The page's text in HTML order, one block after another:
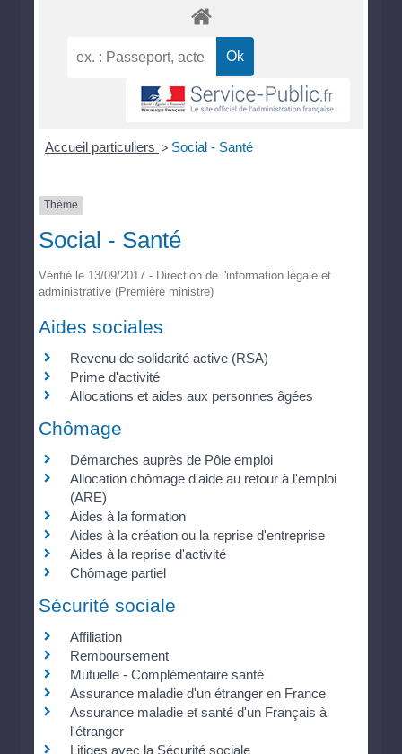
Accueil particuliers > Social - Santé
Thème
Social - Santé
Vérifié le 13/09/2017 - Direction de l'information légale et
administrative (Première ministre)
Aides sociales
Revenu de solidarité active (RSA)
Prime d'activité
Allocations et aides aux personnes âgées
Chômage
Démarches auprès de Pôle emploi
Allocation chômage d'aide au retour à l'emploi
(ARE)
Aides à la formation
Aides à la création ou la reprise d'entreprise
Aides à la reprise d'activité
Chômage partiel
Sécurité sociale
Affiliation
Remboursement
Mutuelle - Complémentaire santé
Assurance maladie d'un étranger en France
Assurance maladie et santé d'un Français à
l'étranger
Litiges avec la Sécurité sociale